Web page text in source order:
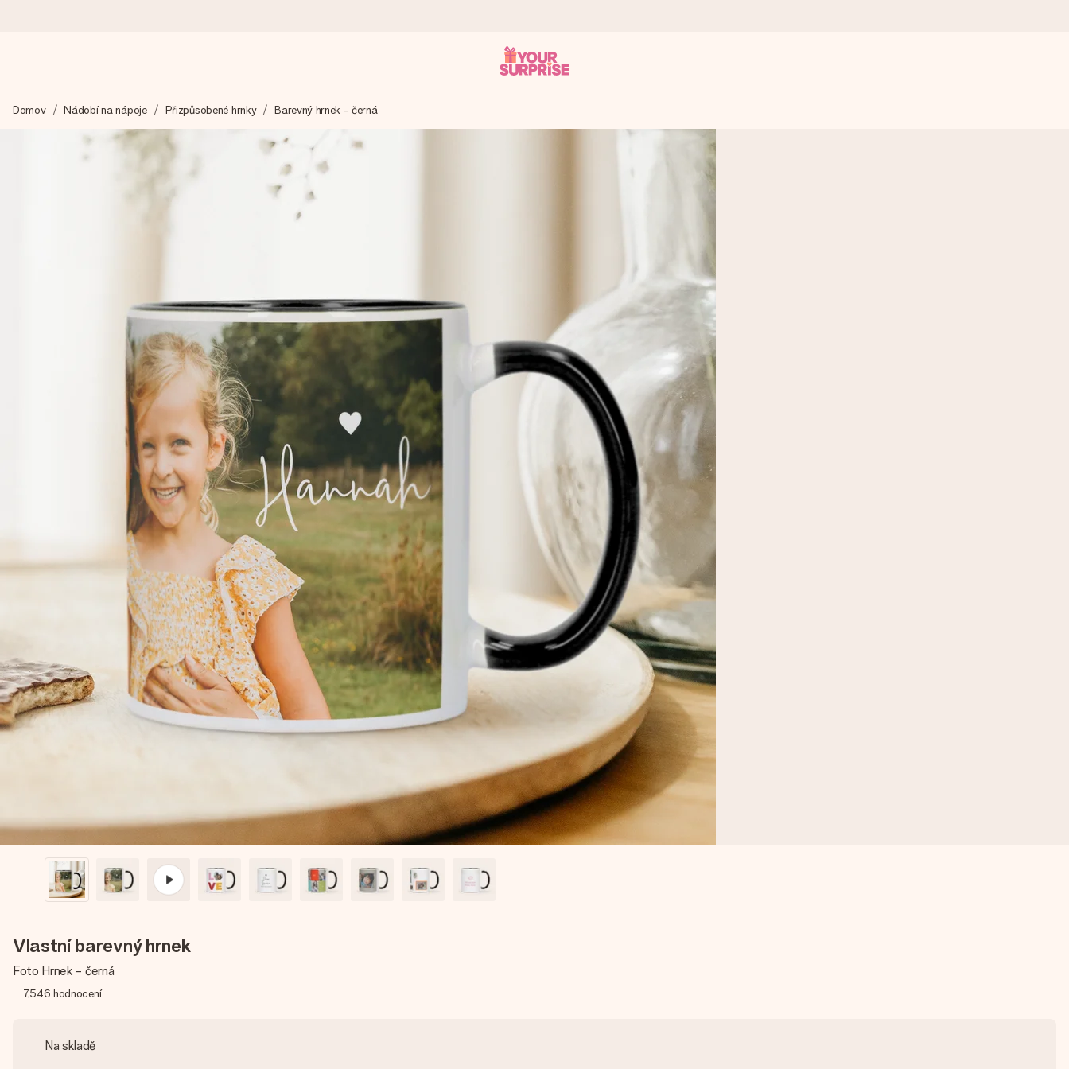
Váš dárek vytvoříme s láskou a bleskově odešleme – abyste ho mohli darovat právě v tu správnou chvíli, kdy na tom nejvíc záleží.
4,8 (na základě +15 000 recenzí)
Naše dárky inspirují. Zákazníci nás na Google Reviews hodnotí známkou 4,8.
Vytvořte něco jedinečného během několika kroků – s jejím jménem, vaší fotografií nebo vzkazem, který doopravdy zahřeje u srdce. Žádné zbytečné složitosti, jen spousta lásky pro daný
Domov Nádobí na nápoje Přizpůsobené hrnky Barevný hrnek - černá
Vlastní barevný hrnek
Foto Hrnek - černá
7,546 hodnocení
Na skladě